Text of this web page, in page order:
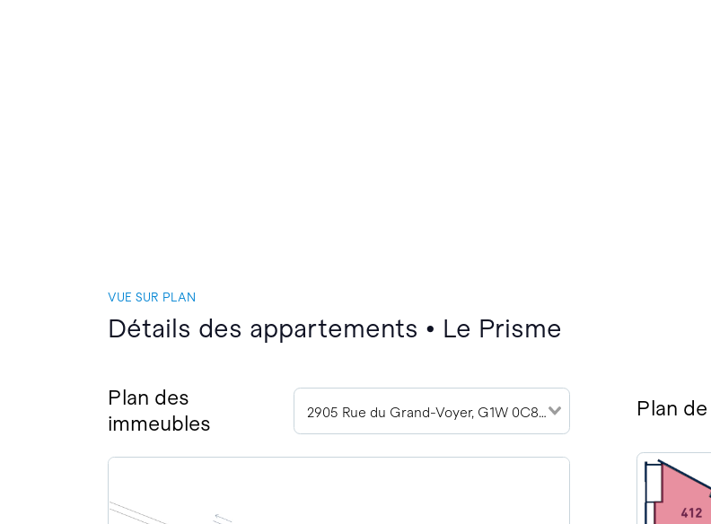
VUE SUR PLAN
Détails des appartements • Le Prisme
Plan des
immeubles
2905 Rue du Grand-Voyer, G1W 0C8 (4) Plan